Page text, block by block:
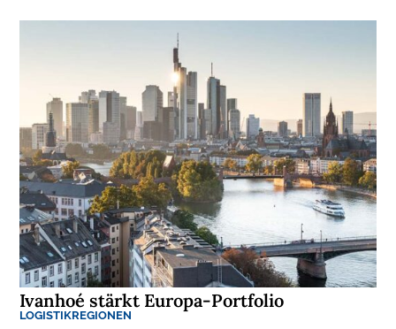
Ivanhoé stärkt Europa-Portfolio
LOGISTIKREGIONEN